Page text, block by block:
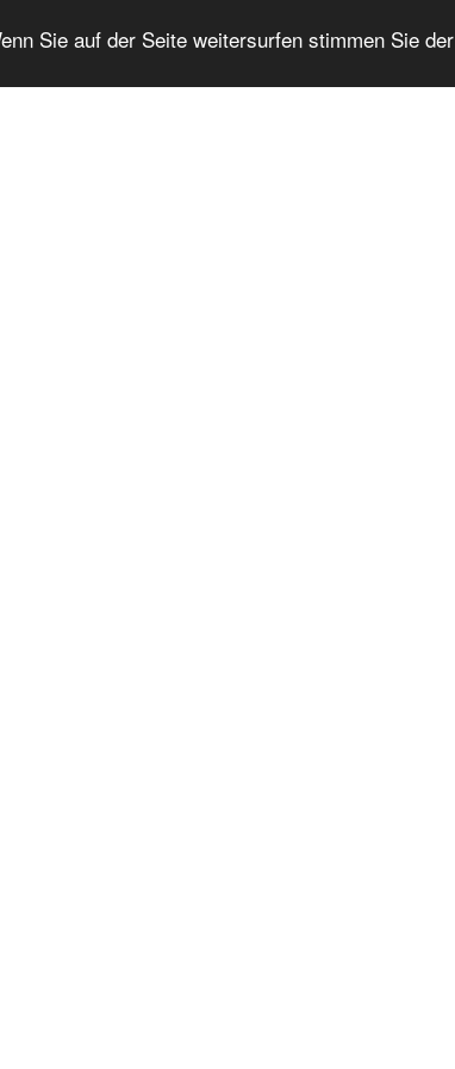
Sie auf der Seite weitersurfen stimmen Sie der